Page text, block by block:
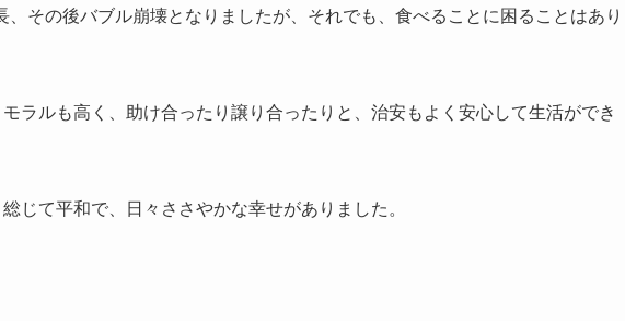
その後バブル崩壊となりましたが、それでも、食べることに困ることはあり
ラルも高く、助け合ったり譲り合ったりと、治安もよく安心して生活ができ
じて平和で、日々ささやかな幸せがありました。